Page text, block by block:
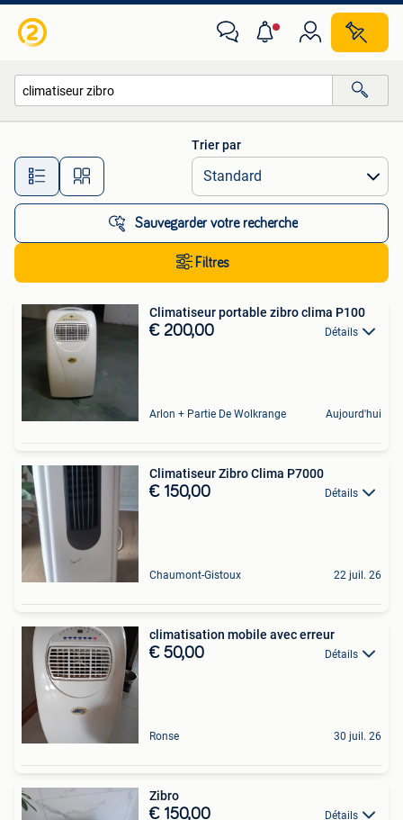
Toutes les distances…
Trier par
Sauvegarder votre recherche
Filtres
Climatiseur portable zibro clima P100
€ 200,00 Détails
Arlon + Partie De Wolkrange Aujourd'hui
Climatiseur Zibro Clima P7000
€ 150,00 Détails
Chaumont-Gistoux 22 juil. 26
climatisation mobile avec erreur
€ 50,00 Détails
Ronse 30 juil. 26
Zibro
€ 150,00 Détails